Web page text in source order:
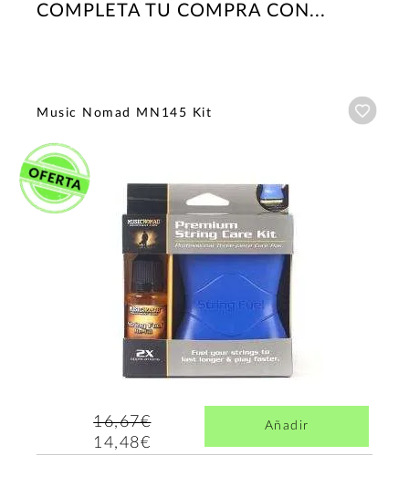
COMPLETA TU COMPRA CON...
Music Nomad MN145 Kit
16,67€
14,48€
Añadir